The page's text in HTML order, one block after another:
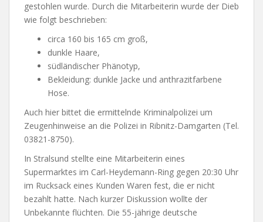
gestohlen wurde. Durch die Mitarbeiterin wurde der Dieb
wie folgt beschrieben:
circa 160 bis 165 cm groß,
dunkle Haare,
südländischer Phänotyp,
Bekleidung: dunkle Jacke und anthrazitfarbene
Hose.
Auch hier bittet die ermittelnde Kriminalpolizei um
Zeugenhinweise an die Polizei in Ribnitz-Damgarten (Tel.
03821-8750).
In Stralsund stellte eine Mitarbeiterin eines
Supermarktes im Carl-Heydemann-Ring gegen 20:30 Uhr
im Rucksack eines Kunden Waren fest, die er nicht
bezahlt hatte. Nach kurzer Diskussion wollte der
Unbekannte flüchten. Die 55-jährige deutsche